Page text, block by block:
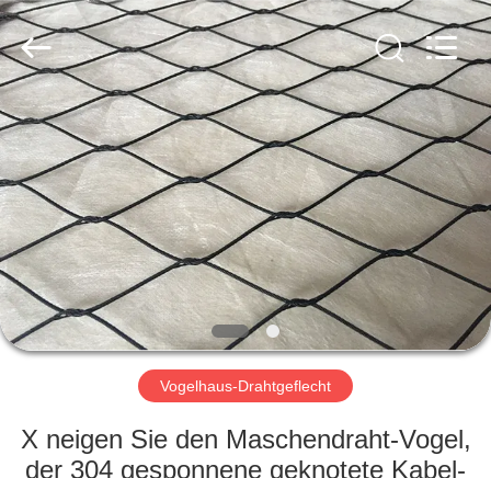
HAUS
PRODUKTE
ÜBER
UNS
FABRIK-
AUSFLUG
QUALITÄTSKONTROLLE
Metal
Wire
Mesh
Co.,Ltd.
All
Rights
Reserved.
Vogelhaus-Drahtgeflecht
X neigen Sie den Maschendraht-Vogel,
der 304 gesponnene geknotete Kabel-